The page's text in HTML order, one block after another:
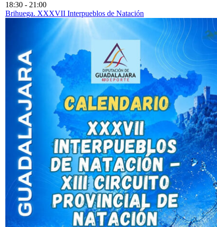
18:30 - 21:00
Brihuega. XXXVII Interpueblos de Natación